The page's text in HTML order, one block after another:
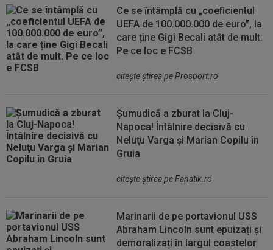
Ce se întâmplă cu „coeficientul
UEFA de 100.000.000 de euro”, la
care ține Gigi Becali atât de mult.
Pe ce loc e FCSB
citeşte ştirea pe Prosport.ro
Șumudică a zburat la Cluj-
Napoca! Întâlnire decisivă cu
Neluţu Varga şi Marian Copilu în
Gruia
citeşte ştirea pe Fanatik.ro
Marinarii de pe portavionul USS
Abraham Lincoln sunt epuizați și
demoralizați în largul coastelor